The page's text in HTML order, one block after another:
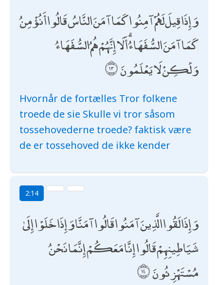
وَإِذَا قِيلَ لَهُمْ آمِنُوا كَمَا آمَنَ النَّاسُ قَالُوا أَنُؤْمِنُ
كَمَا آمَنَ السُّفَهَاءُ ۗ أَلَا إِنَّهُمْ هُمُ السُّفَهَاءُ
وَلَٰكِنْ لَا يَعْلَمُونَ
Hvornår de fortælles Tror folkene
troede de sie Skulle vi tror såsom
tossehovederne troede? faktisk være
de er tossehoved de ikke kender
2:14
وَإِذَا لَقُوا الَّذِينَ آمَنُوا قَالُوا آمَنَّا وَإِذَا خَلَوْا إِلَىٰ
شَيَاطِينِهِمْ قَالُوا إِنَّا مَعَكُمْ إِنَّمَا نَحْنُ
مُسْتَهْزِئُونَ